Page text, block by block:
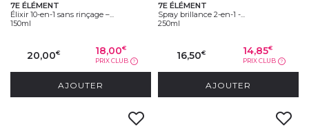
7E ÉLÉMENT
Élixir 10-en-1 sans rinçage –...
150ml
20,00€ 18,00€
PRIX CLUB ?
AJOUTER
7E ÉLÉMENT
Spray brillance 2-en-1 -...
250ml
16,50€ 14,85€
PRIX CLUB ?
AJOUTER